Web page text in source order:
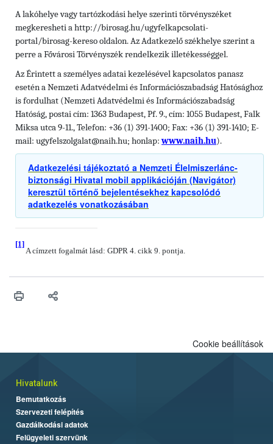
A lakóhelye vagy tartózkodási helye szerinti törvényszéket
megkeresheti a http://birosag.hu/ugyfelkapcsolati-
portal/birosag-kereso oldalon. Az Adatkezelő székhelye szerint a
perre a Fővárosi Törvényszék rendelkezik illetékességgel.
Az Érintett a személyes adatai kezelésével kapcsolatos panasz
esetén a Nemzeti Adatvédelmi és Információszabadság Hatósághoz
is fordulhat (Nemzeti Adatvédelmi és Információszabadság
Hatóság, postai cím: 1363 Budapest, Pf. 9., cím: 1055 Budapest, Falk
Miksa utca 9-11., Telefon: +36 (1) 391-1400; Fax: +36 (1) 391-1410; E-
mail: ugyfelszolgalat@naih.hu; honlap:www.naih.hu).
Adatkezelési tájékoztató a Nemzeti Élelmiszerlánc-
biztonsági Hivatal mobil applikációján (Navigátor)
keresztül történő bejelentésekhez kapcsolódó
adatkezelés vonatkozásában
[1]
A címzett fogalmát lásd: GDPR 4. cikk 9. pontja.
Cookie beállítások
Hivatalunk
Bemutatkozás
Szervezeti felépítés
Gazdálkodási adatok
Felügyeleti szervünk